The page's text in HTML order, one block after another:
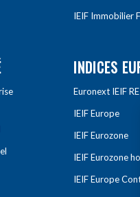
IEIF Immobilier
INDICES
Euronext IEIF
IEIF Europe
IEIF Eurozone
IEIF Eurozone
IEIF Europe